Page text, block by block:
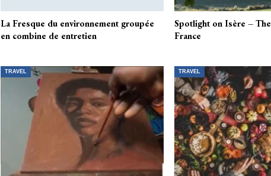
La Fresque du environnement groupée
en combine de entretien
Spotlight on Isère –
France
TRAVEL TRAVEL